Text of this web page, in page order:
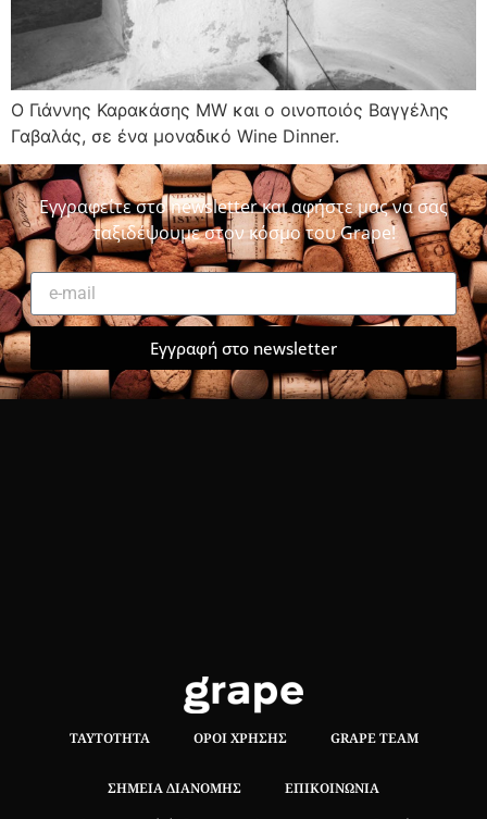
Ο Γιάννης Καρακάσης MW και ο οινοποιός Βαγγέλης
Γαβαλάς, σε ένα μοναδικό Wine Dinner.
Εγγραφείτε στο newsletter και αφήστε μας να σας
ταξιδέψουμε στον κόσμο του Grape!
Εγγραφή στο newsletter
ΤΑΥΤΌΤΗΤΑ ΌΡΟΙ ΧΡΉΣΗΣ GRAPE TEAM
ΣΗΜΕΊΑ ΔΙΑΝΟΜΉΣ ΕΠΙΚΟΙΝΩΝΊΑ